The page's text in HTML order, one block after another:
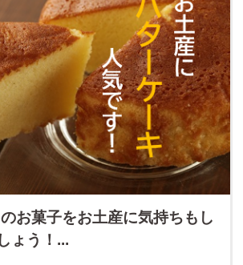
お菓子をお土産に気持ちもし
ょう！...